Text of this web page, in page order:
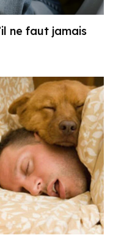
ne faut jamais